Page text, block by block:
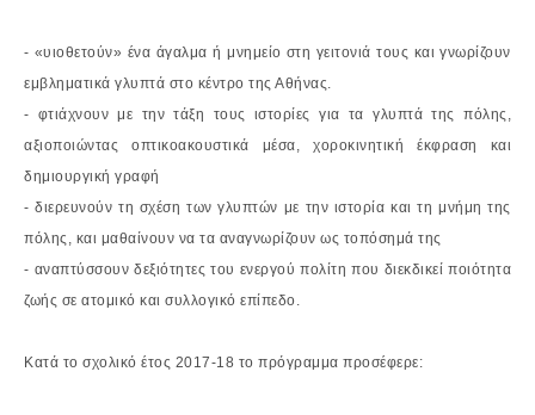
- «υιοθετούν» ένα άγαλμα ή μνημείο στη γειτονιά τους και γνωρίζουν
εμβληματικά γλυπτά στο κέντρο της Αθήνας.
- φτιάχνουν με την τάξη τους ιστορίες για τα γλυπτά της πόλης,
αξιοποιώντας οπτικοακουστικά μέσα, χοροκινητική έκφραση και
δημιουργική γραφή
- διερευνούν τη σχέση των γλυπτών με την ιστορία και τη μνήμη της
πόλης, και μαθαίνουν να τα αναγνωρίζουν ως τοπόσημά της
- αναπτύσσουν δεξιότητες του ενεργού πολίτη που διεκδικεί ποιότητα
ζωής σε ατομικό και συλλογικό επίπεδο.
Κατά το σχολικό έτος 2017-18 το πρόγραμμα προσέφερε: